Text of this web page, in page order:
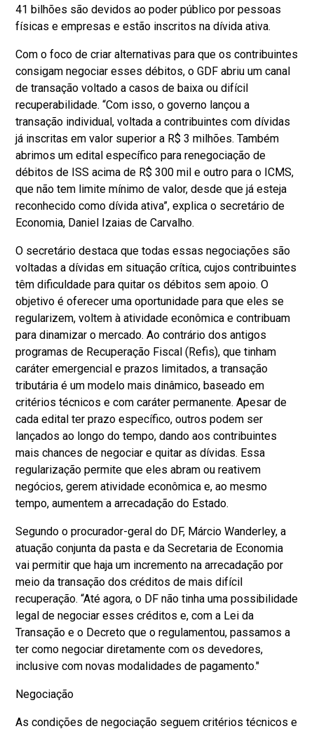
41 bilhões são devidos ao poder público por pessoas
físicas e empresas e estão inscritos na dívida ativa.
Com o foco de criar alternativas para que os contribuintes
consigam negociar esses débitos, o GDF abriu um canal
de transação voltado a casos de baixa ou difícil
recuperabilidade. “Com isso, o governo lançou a
transação individual, voltada a contribuintes com dívidas
já inscritas em valor superior a R$ 3 milhões. Também
abrimos um edital específico para renegociação de
débitos de ISS acima de R$ 300 mil e outro para o ICMS,
que não tem limite mínimo de valor, desde que já esteja
reconhecido como dívida ativa”, explica o secretário de
Economia, Daniel Izaias de Carvalho.
O secretário destaca que todas essas negociações são
voltadas a dívidas em situação crítica, cujos contribuintes
têm dificuldade para quitar os débitos sem apoio. O
objetivo é oferecer uma oportunidade para que eles se
regularizem, voltem à atividade econômica e contribuam
para dinamizar o mercado. Ao contrário dos antigos
programas de Recuperação Fiscal (Refis), que tinham
caráter emergencial e prazos limitados, a transação
tributária é um modelo mais dinâmico, baseado em
critérios técnicos e com caráter permanente. Apesar de
cada edital ter prazo específico, outros podem ser
lançados ao longo do tempo, dando aos contribuintes
mais chances de negociar e quitar as dívidas. Essa
regularização permite que eles abram ou reativem
negócios, gerem atividade econômica e, ao mesmo
tempo, aumentem a arrecadação do Estado.
Segundo o procurador-geral do DF, Márcio Wanderley, a
atuação conjunta da pasta e da Secretaria de Economia
vai permitir que haja um incremento na arrecadação por
meio da transação dos créditos de mais difícil
recuperação. “Até agora, o DF não tinha uma possibilidade
legal de negociar esses créditos e, com a Lei da
Transação e o Decreto que o regulamentou, passamos a
ter como negociar diretamente com os devedores,
inclusive com novas modalidades de pagamento."
Negociação
As condições de negociação seguem critérios técnicos e